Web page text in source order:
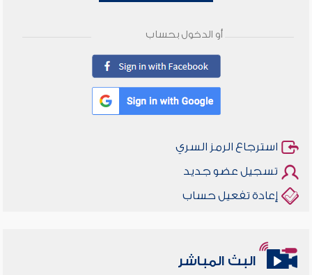
أو الدخول بحساب
استرجاع الرمز السري
تسجيل عضو جديد
إعادة تفعيل حساب
البث المباشر